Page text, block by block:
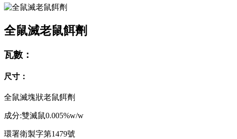
全鼠滅老鼠餌劑
瓦數：
尺寸：
全鼠滅塊狀老鼠餌劑
成分:雙滅鼠0.005%w/w
環署衛製字第1479號